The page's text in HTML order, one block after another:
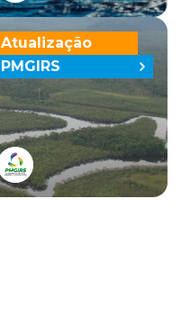
Atualização
PMGIRS